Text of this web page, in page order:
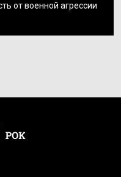
от военной агрессии